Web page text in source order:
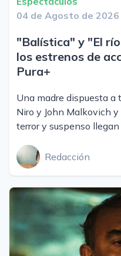
04 de Agosto de 2026
"Balística" y "El
los estrenos de
Pura+
Una madre dispuesta a
Niro y John Malkovich
terror y suspenso
Redacción